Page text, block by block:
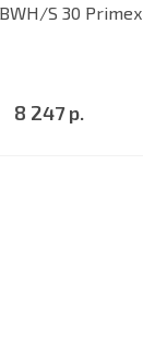
S 30 Primex
8 247 р.